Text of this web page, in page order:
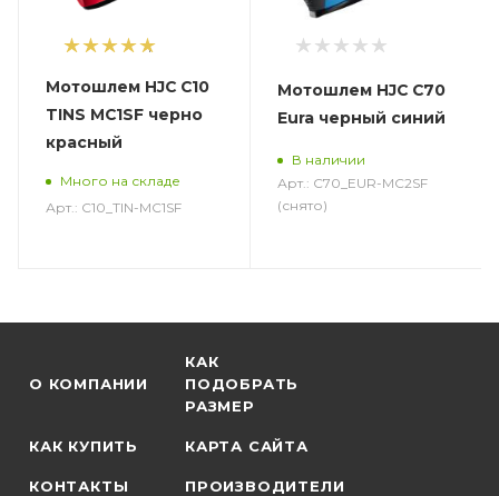
1
Мотошлем HJC C10
TINS MC1SF черно
красный
Много на складе
Арт.: C10_TIN-MC1SF
Мотошлем HJC C70
Eura черный синий
В наличии
Арт.: C70_EUR-MC2SF
(снято)
О КОМПАНИИ
КАК
ПОДОБРАТЬ
РАЗМЕР
КАК КУПИТЬ КАРТА САЙТА
КОНТАКТЫ ПРОИЗВОДИТЕЛИ